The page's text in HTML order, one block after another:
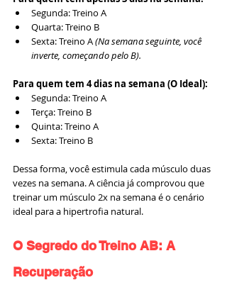
Segunda: Treino A
Quarta: Treino B
Sexta: Treino A (Na semana seguinte, você
inverte, começando pelo B).
Para quem tem 4 dias na semana (O Ideal):
Segunda: Treino A
Terça: Treino B
Quinta: Treino A
Sexta: Treino B
Dessa forma, você estimula cada músculo duas
vezes na semana. A ciência já comprovou que
treinar um músculo 2x na semana é o cenário
ideal para a hipertrofia natural.
O Segredo do Treino AB: A
Recuperação